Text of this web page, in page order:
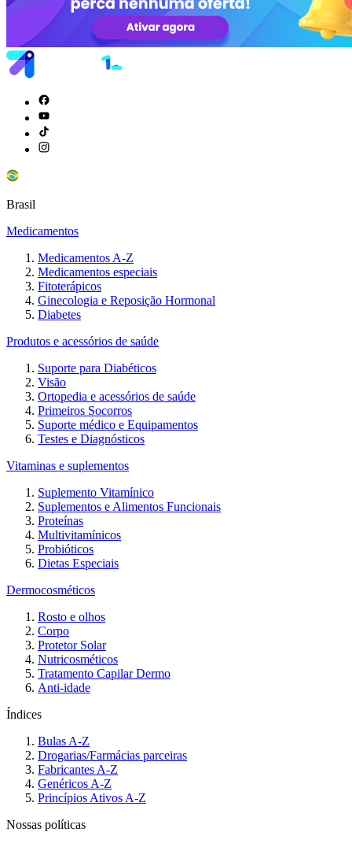
Brasil
Medicamentos
Medicamentos A-Z
Medicamentos especiais
Fitoterápicos
Ginecologia e Reposição Hormonal
Diabetes
Produtos e acessórios de saúde
Suporte para Diabéticos
Visão
Ortopedia e acessórios de saúde
Primeiros Socorros
Suporte médico e Equipamentos
Testes e Diagnósticos
Vitaminas e suplementos
Suplemento Vitamínico
Suplementos e Alimentos Funcionais
Proteínas
Multivitamínicos
Probióticos
Dietas Especiais
Dermocosméticos
Rosto e olhos
Corpo
Protetor Solar
Nutricosméticos
Tratamento Capilar Dermo
Anti-idade
Índices
Bulas A-Z
Drogarias/Farmácias parceiras
Fabricantes A-Z
Genéricos A-Z
Princípios Ativos A-Z
Nossas políticas